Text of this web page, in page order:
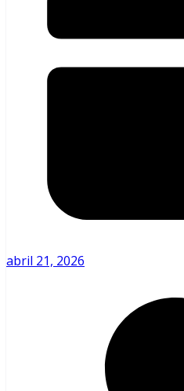
abril 21, 2026